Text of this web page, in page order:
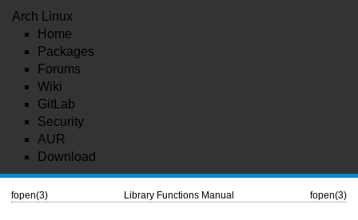
Arch Linux
Home
Packages
Forums
Wiki
GitLab
Security
AUR
Download
fopen(3) Library Functions Manual fopen(3)